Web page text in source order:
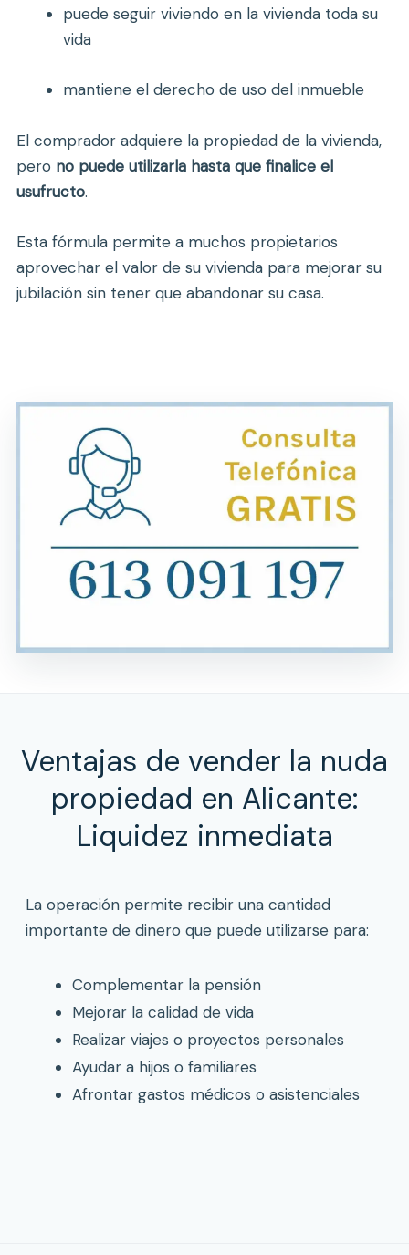
puede seguir viviendo en la vivienda toda su
vida
mantiene el derecho de uso del inmueble
El comprador adquiere la propiedad de la vivienda,
pero no puede utilizarla hasta que finalice el
usufructo.
Esta fórmula permite a muchos propietarios
aprovechar el valor de su vivienda para mejorar su
jubilación sin tener que abandonar su casa.
Ventajas de vender la nuda
propiedad en Alicante:
Liquidez inmediata
La operación permite recibir una cantidad
importante de dinero que puede utilizarse para:
Complementar la pensión
Mejorar la calidad de vida
Realizar viajes o proyectos personales
Ayudar a hijos o familiares
Afrontar gastos médicos o asistenciales